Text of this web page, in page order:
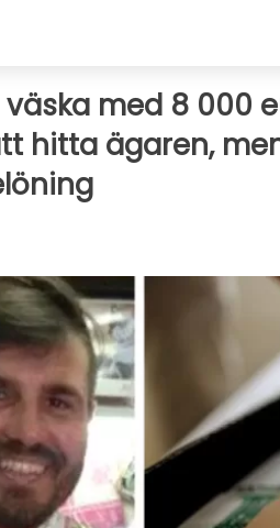
med 8 000
hitta ägaren,